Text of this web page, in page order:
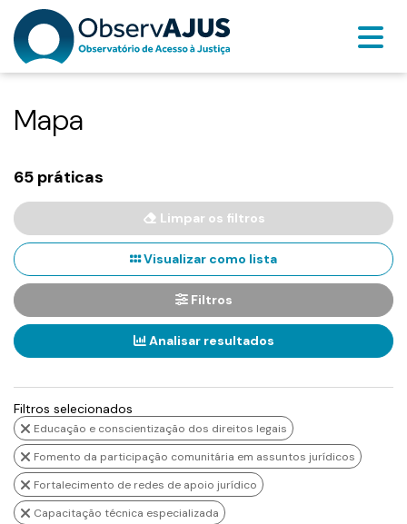
Mapa
65 práticas
Limpar os filtros
Visualizar como lista
Filtros
Analisar resultados
Filtros selecionados
Educação e conscientização dos direitos legais
Fomento da participação comunitária em assuntos jurídicos
Fortalecimento de redes de apoio jurídico
Capacitação técnica especializada